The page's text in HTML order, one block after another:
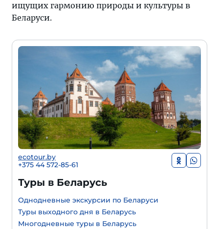
ищущих гармонию природы и культуры в
Беларуси.
ecotour.by
+375 44 572-85-61
Туры в Беларусь
Однодневные экскурсии по Беларуси
Туры выходного дня в Беларусь
Многодневные туры в Беларусь